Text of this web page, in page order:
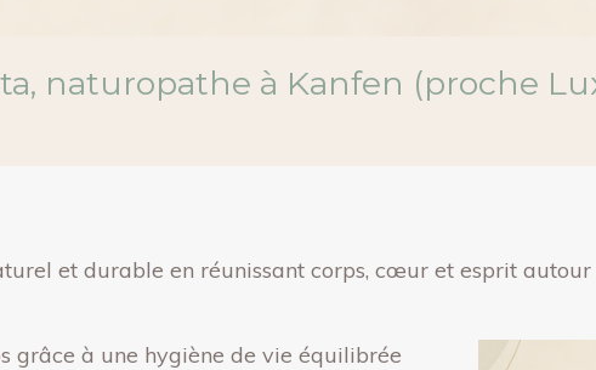
naturopathe à Kanfen (proche
et durable en réunissant corps, cœur et esprit
grâce à une hygiène de vie équilibrée